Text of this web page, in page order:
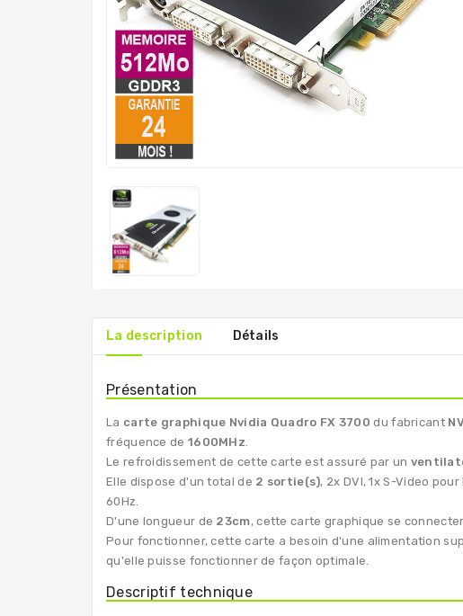
La description Détails
Présentation
La carte graphique Nvidia Quadro FX 3700 du fabricant
fréquence de 1600MHz
Le refroidissement de cette carte est assuré par un
Elle dispose d'un total de 2 sortie(s), 2x DVI, 1x S-Video
60Hz.
D'une longueur de 23cm, cette carte graphique se
Pour fonctionner, cette carte a besoin d'une alimentation
qu'elle puisse fonctionner de façon optimale.
Descriptif technique